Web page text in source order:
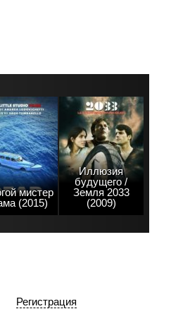
мистер
(2015)
Иллюзия
будущего /
Земля 2033
(2009)
Регистрация